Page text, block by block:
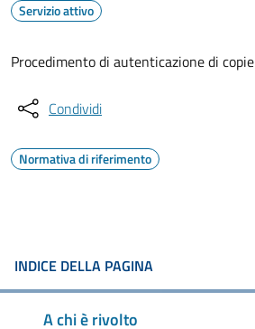
Servizio attivo
Procedimento di autenticazione di copie
Condividi
Normativa di riferimento
INDICE DELLA PAGINA
A chi è rivolto